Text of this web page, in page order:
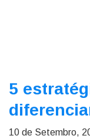
5
10 de Setembro,